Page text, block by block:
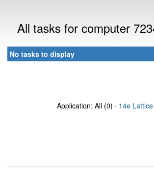
All tasks for computer
No tasks to display
Application: All (0) · 14e